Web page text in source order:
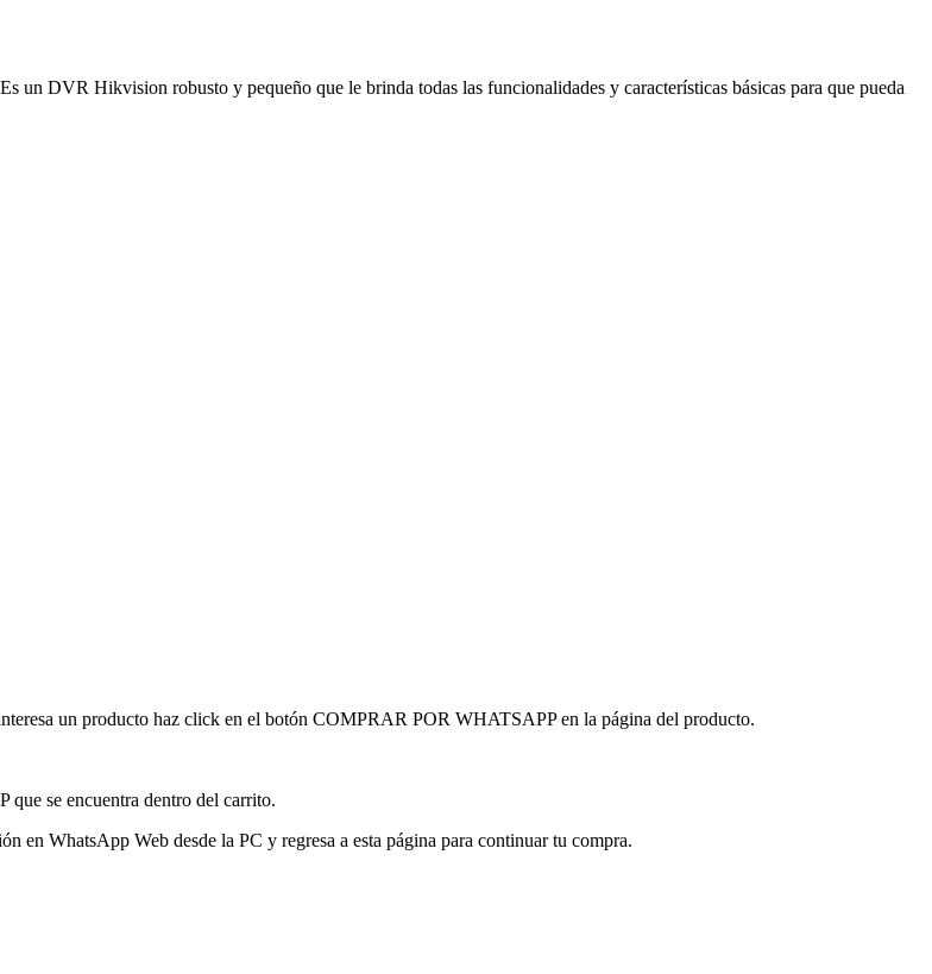
DVR Hikvision robusto y pequeño que le brinda todas las funcionalidades y características básicas para que pueda
un producto haz click en el botón COMPRAR POR WHATSAPP en la página del producto.
se encuentra dentro del carrito.
en WhatsApp Web desde la PC y regresa a esta página para continuar tu compra.